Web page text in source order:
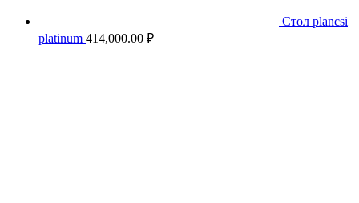
Стол plancsi
platinum 414,000.00 ₽